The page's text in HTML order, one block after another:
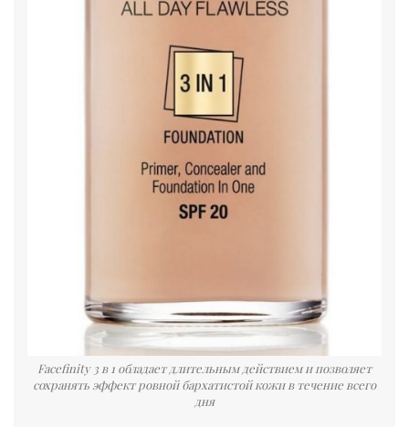
Facefinity 3 в 1 обладает длительным действием и позволяет
сохранять эффект ровной бархатистой кожи в течение всего
дня